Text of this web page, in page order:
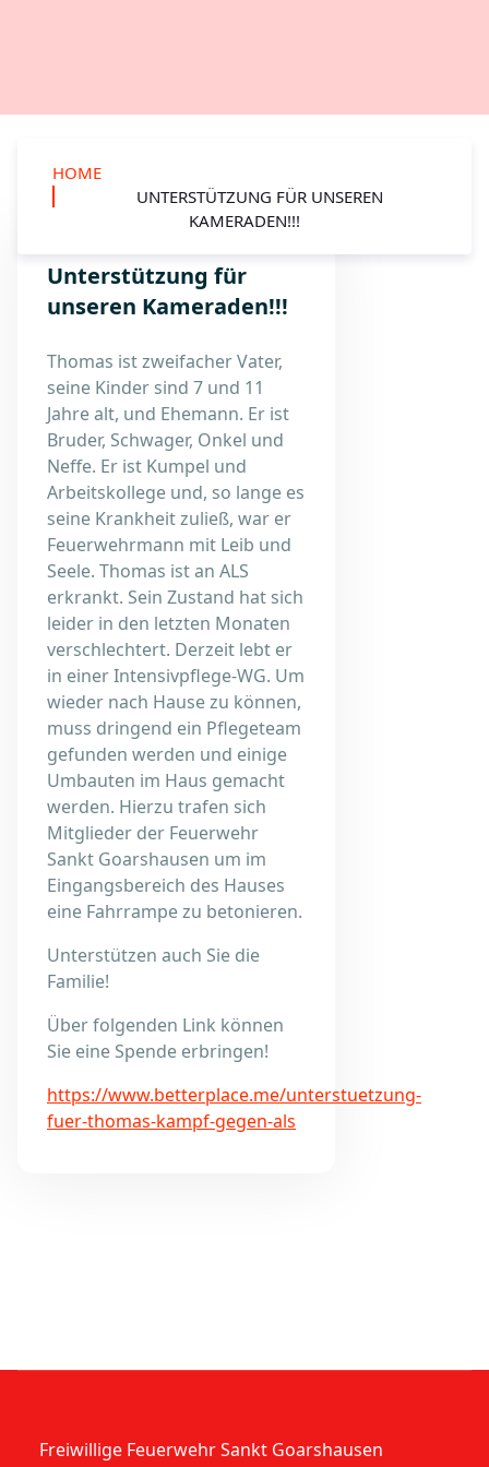
HOME
UNTERSTÜTZUNG FÜR UNSEREN
KAMERADEN!!!
Unterstützung für
unseren Kameraden!!!
Thomas ist zweifacher Vater,
seine Kinder sind 7 und 11
Jahre alt, und Ehemann. Er ist
Bruder, Schwager, Onkel und
Neffe. Er ist Kumpel und
Arbeitskollege und, so lange es
seine Krankheit zuließ, war er
Feuerwehrmann mit Leib und
Seele. Thomas ist an ALS
erkrankt. Sein Zustand hat sich
leider in den letzten Monaten
verschlechtert. Derzeit lebt er
in einer Intensivpflege-WG. Um
wieder nach Hause zu können,
muss dringend ein Pflegeteam
gefunden werden und einige
Umbauten im Haus gemacht
werden. Hierzu trafen sich
Mitglieder der Feuerwehr
Sankt Goarshausen um im
Eingangsbereich des Hauses
eine Fahrrampe zu betonieren.
Unterstützen auch Sie die
Familie!
Über folgenden Link können
Sie eine Spende erbringen!
https://www.betterplace.me/unterstuetzung-
fuer-thomas-kampf-gegen-als
Freiwillige Feuerwehr Sankt Goarshausen